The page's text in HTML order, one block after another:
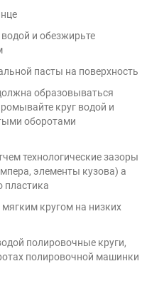
и обезжирьте
пасты на поверхность
образовываться
круг водой и
оборотами
технологические зазоры
элементы кузова) а
пластика
кругом на низких
полировочные круги,
полировочной машинки